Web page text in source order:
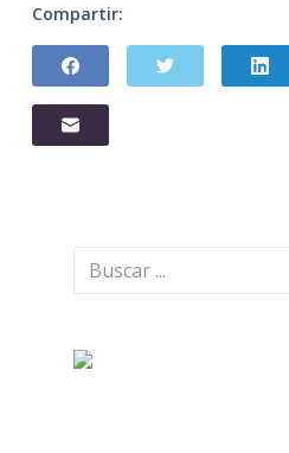
Compartir:
Buscar